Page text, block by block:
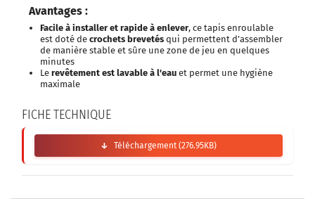
Avantages :
Facile à installer et rapide à enlever, ce tapis enroulable
est doté de crochets brevetés qui permettent d’assembler
de manière stable et sûre une zone de jeu en quelques
minutes
Le revêtement est lavable à l'eau et permet une hygiène
maximale
FICHE TECHNIQUE
Téléchargement (276.95KB)